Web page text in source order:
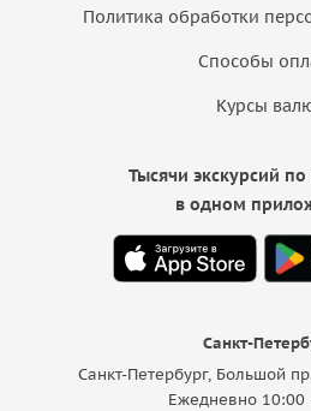
Политика обработки
Способы
Курсы
Санкт-
Санкт-Петербург, Большой
Ежедневно
Тысячи экскурсий
в одном